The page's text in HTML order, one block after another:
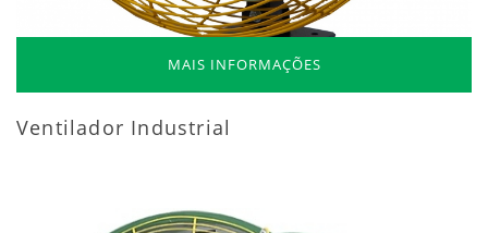
MAIS INFORMAÇÕES
Ventilador Industrial